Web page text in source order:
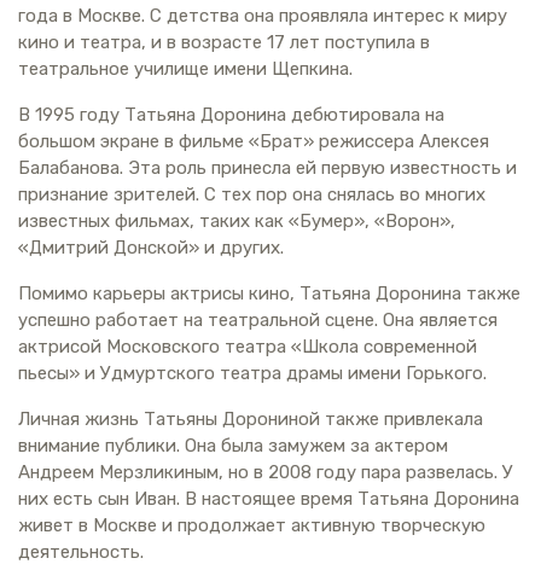
года в Москве. С детства она проявляла интерес к миру
кино и театра, и в возрасте 17 лет поступила в
театральное училище имени Щепкина.
В 1995 году Татьяна Доронина дебютировала на
большом экране в фильме «Брат» режиссера Алексея
Балабанова. Эта роль принесла ей первую известность и
признание зрителей. С тех пор она снялась во многих
известных фильмах, таких как «Бумер», «Ворон»,
«Дмитрий Донской» и других.
Помимо карьеры актрисы кино, Татьяна Доронина также
успешно работает на театральной сцене. Она является
актрисой Московского театра «Школа современной
пьесы» и Удмуртского театра драмы имени Горького.
Личная жизнь Татьяны Дорониной также привлекала
внимание публики. Она была замужем за актером
Андреем Мерзликиным, но в 2008 году пара развелась. У
них есть сын Иван. В настоящее время Татьяна Доронина
живет в Москве и продолжает активную творческую
деятельность.